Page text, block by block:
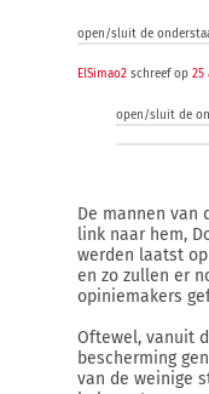
open/sluit de
ElSimao2 schreef op 25
open/sluit de
De mannen van
link naar hem,
werden laatst
en zo zullen er
opiniemakers
Oftewel, vanuit
bescherming
van de weinige